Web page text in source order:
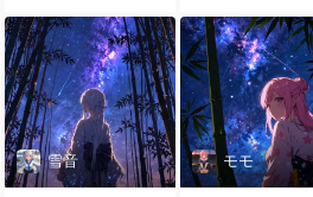
雪音 モモ